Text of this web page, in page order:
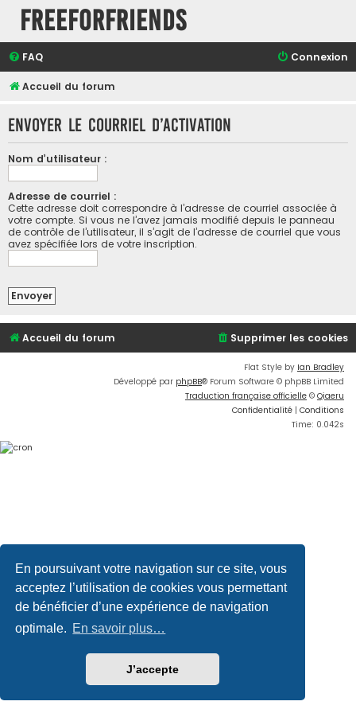
En poursuivant votre navigation sur ce site, vous
acceptez l’utilisation de cookies vous permettant
de bénéficier d’une expérience de navigation
optimale. En savoir plus…
J’accepte
FreeForFriends
FAQ Connexion
Accueil du forum
Envoyer le courriel d’activation
Nom d’utilisateur :
Adresse de courriel :
Cette adresse doit correspondre à l’adresse de courriel associée à
votre compte. Si vous ne l’avez jamais modifié depuis le panneau
de contrôle de l’utilisateur, il s’agit de l’adresse de courriel que vous
avez spécifiée lors de votre inscription.
Accueil du forum Supprimer les cookies
Flat Style by Ian Bradley
Développé par phpBB® Forum Software © phpBB Limited
Traduction française officielle © Qiaeru
Confidentialité | Conditions
Time: 0.042s